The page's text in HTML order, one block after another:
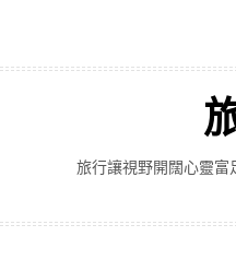
主
旅行讓視野開闊心靈富